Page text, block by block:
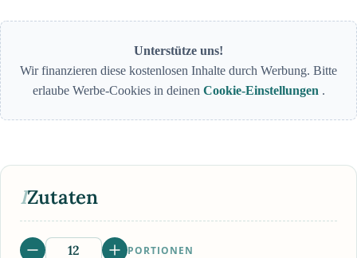
Unterstütze uns!
Wir finanzieren diese kostenlosen Inhalte durch Werbung. Bitte
erlaube Werbe-Cookies in deinen Cookie-Einstellungen .
IZutaten
PORTIONEN